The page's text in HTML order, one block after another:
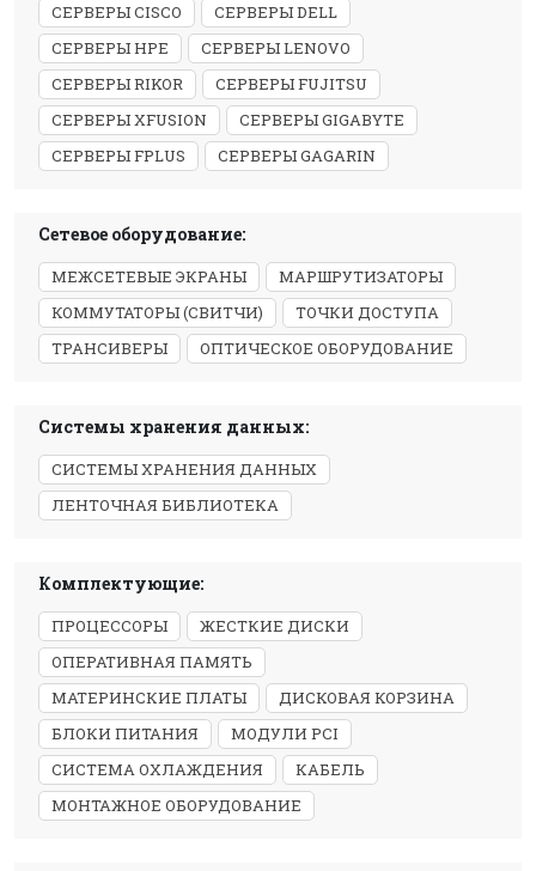
СЕРВЕРЫ CISCO
СЕРВЕРЫ DELL
СЕРВЕРЫ HPE
СЕРВЕРЫ LENOVO
СЕРВЕРЫ RIKOR
СЕРВЕРЫ FUJITSU
СЕРВЕРЫ XFUSION
СЕРВЕРЫ GIGABYTE
СЕРВЕРЫ FPLUS
СЕРВЕРЫ GAGARIN
Сетевое оборудование:
МЕЖСЕТЕВЫЕ ЭКРАНЫ
МАРШРУТИЗАТОРЫ
КОММУТАТОРЫ (СВИТЧИ)
ТОЧКИ ДОСТУПА
ТРАНСИВЕРЫ
ОПТИЧЕСКОЕ ОБОРУДОВАНИЕ
Системы хранения данных:
СИСТЕМЫ ХРАНЕНИЯ ДАННЫХ
ЛЕНТОЧНАЯ БИБЛИОТЕКА
Комплектующие:
ПРОЦЕССОРЫ
ЖЕСТКИЕ ДИСКИ
ОПЕРАТИВНАЯ ПАМЯТЬ
МАТЕРИНСКИЕ ПЛАТЫ
ДИСКОВАЯ КОРЗИНА
БЛОКИ ПИТАНИЯ
МОДУЛИ PCI
СИСТЕМА ОХЛАЖДЕНИЯ
КАБЕЛЬ
МОНТАЖНОЕ ОБОРУДОВАНИЕ